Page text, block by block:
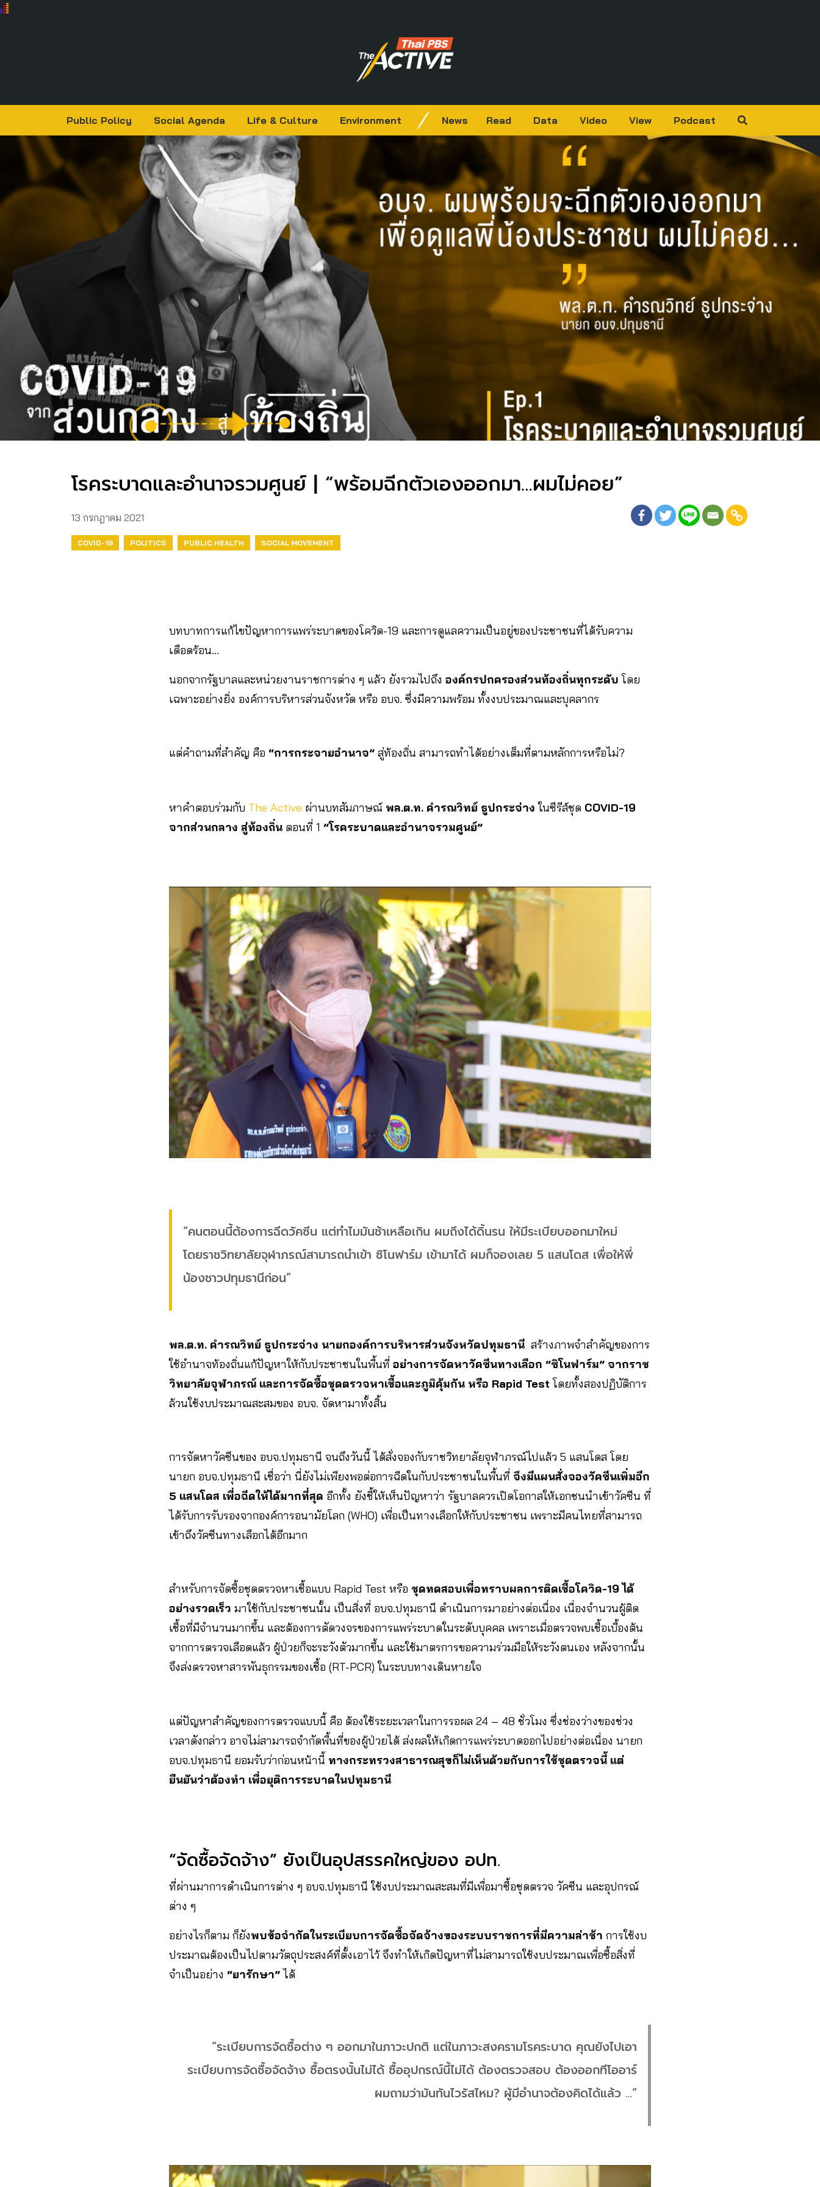
Public Policy Social Agenda Life & Culture Environment News Read Data Video View Podcast
โรคระบาดและอำนาจรวมศูนย์ | “พร้อมฉีกตัวเองออกมา…ผมไม่คอย”
13 กรกฎาคม 2021
COVID-19 POLITICS PUBLIC HEALTH SOCIAL MOVEMENT
บทบาทการแก้ไขปัญหาการแพร่ระบาดของโควิด-19 และการดูแลความเป็นอยู่ของประชาชนที่ได้รับความ
เดือดร้อน…
นอกจากรัฐบาลและหน่วยงานราชการต่าง ๆ แล้ว ยังรวมไปถึง องค์กรปกครองส่วนท้องถิ่นทุกระดับ โดย
เฉพาะอย่างยิ่ง องค์การบริหารส่วนจังหวัด หรือ อบจ. ซึ่งมีความพร้อม ทั้งงบประมาณและบุคลากร
แต่คำถามที่สำคัญ คือ “การกระจายอำนาจ” สู่ท้องถิ่น สามารถทำได้อย่างเต็มที่ตามหลักการหรือไม่?
หาคำตอบร่วมกับ The Active ผ่านบทสัมภาษณ์ พล.ต.ท. คำรณวิทย์ ธูปกระจ่าง ในซีรีส์ชุด COVID-19
จากส่วนกลาง สู่ท้องถิ่น ตอนที่ 1 “โรคระบาดและอำนาจรวมศูนย์”
“คนตอนนี้ต้องการฉีดวัคซีน แต่ทำไมมันช้าเหลือเกิน ผมถึงได้ดิ้นรน ให้มีระเบียบออกมาใหม่
โดยราชวิทยาลัยจุฬาภรณ์สามารถนำเข้า ซิโนฟาร์ม เข้ามาได้ ผมก็จองเลย 5 แสนโดส เพื่อให้พี่
น้องชาวปทุมธานีก่อน”
พล.ต.ท. คำรณวิทย์ ธูปกระจ่าง นายกองค์การบริหารส่วนจังหวัดปทุมธานี สร้างภาพจำสำคัญของการ
ใช้อำนาจท้องถิ่นแก้ปัญหาให้กับประชาชนในพื้นที่ อย่างการจัดหาวัคซีนทางเลือก “ซิโนฟาร์ม” จากราช
วิทยาลัยจุฬาภรณ์ และการจัดซื้อชุดตรวจหาเชื้อและภูมิคุ้มกัน หรือ Rapid Test โดยทั้งสองปฏิบัติการ
ล้วนใช้งบประมาณสะสมของ อบจ. จัดหามาทั้งสิ้น
การจัดหาวัคซีนของ อบจ.ปทุมธานี จนถึงวันนี้ ได้สั่งจองกับราชวิทยาลัยจุฬาภรณ์ไปแล้ว 5 แสนโดส โดย
นายก อบจ.ปทุมธานี เชื่อว่า นี่ยังไม่เพียงพอต่อการฉีดในกับประชาชนในพื้นที่ จึงมีแผนสั่งจองวัคซีนเพิ่มอีก
5 แสนโดส เพื่อฉีดให้ได้มากที่สุด อีกทั้ง ยังชี้ให้เห็นปัญหาว่า รัฐบาลควรเปิดโอกาสให้เอกชนนำเข้าวัคซีน ที่
ได้รับการรับรองจากองค์การอนามัยโลก (WHO) เพื่อเป็นทางเลือกให้กับประชาชน เพราะมีคนไทยที่สามารถ
เข้าถึงวัคซีนทางเลือกได้อีกมาก
สำหรับการจัดซื้อชุดตรวจหาเชื้อแบบ Rapid Test หรือ ชุดทดสอบเพื่อทราบผลการติดเชื้อโควิด-19 ได้
อย่างรวดเร็ว มาใช้กับประชาชนนั้น เป็นสิ่งที่ อบจ.ปทุมธานี ดำเนินการมาอย่างต่อเนื่อง เนื่องจำนวนผู้ติด
เชื้อที่มีจำนวนมากขึ้น และต้องการตัดวงจรของการแพร่ระบาดในระดับบุคคล เพราะเมื่อตรวจพบเชื้อเบื้องต้น
จากการตรวจเลือดแล้ว ผู้ป่วยก็จะระวังตัวมากขึ้น และใช้มาตรการขอความร่วมมือให้ระวังตนเอง หลังจากนั้น
จึงส่งตรวจหาสารพันธุกรรมของเชื้อ (RT-PCR) ในระบบทางเดินหายใจ
แต่ปัญหาสำคัญของการตรวจแบบนี้ คือ ต้องใช้ระยะเวลาในการรอผล 24 – 48 ชั่วโมง ซึ่งช่องว่างของช่วง
เวลาดังกล่าว อาจไม่สามารถจำกัดพื้นที่ของผู้ป่วยได้ ส่งผลให้เกิดการแพร่ระบาดออกไปอย่างต่อเนื่อง นายก
อบจ.ปทุมธานี ยอมรับว่าก่อนหน้านี้ ทางกระทรวงสาธารณสุขก็ไม่เห็นด้วยกับการใช้ชุดตรวจนี้ แต่
ยืนยันว่าต้องทำ เพื่อยุติการระบาดในปทุมธานี
“จัดซื้อจัดจ้าง” ยังเป็นอุปสรรคใหญ่ของ อปท.
ที่ผ่านมาการดำเนินการต่าง ๆ อบจ.ปทุมธานี ใช้งบประมาณสะสมที่มีเพื่อมาซื้อชุดตรวจ วัคซีน และอุปกรณ์
ต่าง ๆ
อย่างไรก็ตาม ก็ยังพบข้อจำกัดในระเบียบการจัดซื้อจัดจ้างของระบบราชการที่มีความล่าช้า การใช้งบ
ประมาณต้องเป็นไปตามวัตถุประสงค์ที่ตั้งเอาไว้ จึงทำให้เกิดปัญหาที่ไม่สามารถใช้งบประมาณเพื่อซื้อสิ่งที่
จำเป็นอย่าง “ยารักษา” ได้
“ระเบียบการจัดซื้อต่าง ๆ ออกมาในภาวะปกติ แต่ในภาวะสงครามโรคระบาด คุณยังไปเอา
ระเบียบการจัดซื้อจัดจ้าง ซื้อตรงนั้นไม่ได้ ซื้ออุปกรณ์นี้ไม่ได้ ต้องตรวจสอบ ต้องออกทีโออาร์
ผมถามว่ามันทันไวรัสไหม? ผู้มีอำนาจต้องคิดได้แล้ว …”